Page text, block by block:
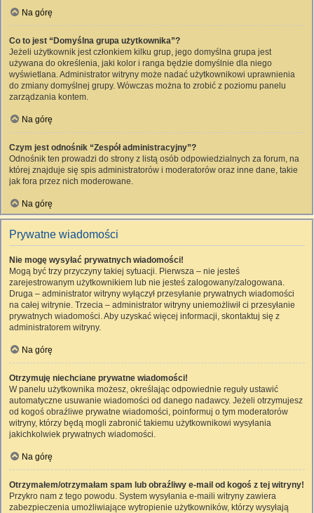
Na górę
Co to jest “Domyślna grupa użytkownika”?
Jeżeli użytkownik jest członkiem kilku grup, jego domyślna grupa jest
używana do określenia, jaki kolor i ranga będzie domyślnie dla niego
wyświetlana. Administrator witryny może nadać użytkownikowi uprawnienia
do zmiany domyślnej grupy. Wówczas można to zrobić z poziomu panelu
zarządzania kontem.
Na górę
Czym jest odnośnik “Zespół administracyjny”?
Odnośnik ten prowadzi do strony z listą osób odpowiedzialnych za forum, na
której znajduje się spis administratorów i moderatorów oraz inne dane, takie
jak fora przez nich moderowane.
Na górę
Prywatne wiadomości
Nie mogę wysyłać prywatnych wiadomości!
Mogą być trzy przyczyny takiej sytuacji. Pierwsza – nie jesteś
zarejestrowanym użytkownikiem lub nie jesteś zalogowany/zalogowana.
Druga – administrator witryny wyłączył przesyłanie prywatnych wiadomości
na całej witrynie. Trzecia – administrator witryny uniemożliwił ci przesyłanie
prywatnych wiadomości. Aby uzyskać więcej informacji, skontaktuj się z
administratorem witryny.
Na górę
Otrzymuję niechciane prywatne wiadomości!
W panelu użytkownika możesz, określając odpowiednie reguły ustawić
automatyczne usuwanie wiadomości od danego nadawcy. Jeżeli otrzymujesz
od kogoś obraźliwe prywatne wiadomości, poinformuj o tym moderatorów
witryny, którzy będą mogli zabronić takiemu użytkownikowi wysyłania
jakichkolwiek prywatnych wiadomości.
Na górę
Otrzymałem/otrzymałam spam lub obraźliwy e-mail od kogoś z tej witryny!
Przykro nam z tego powodu. System wysyłania e-maili witryny zawiera
zabezpieczenia umożliwiające wytropienie użytkowników, którzy wysyłają